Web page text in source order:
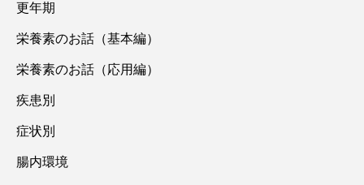
更年期
栄養素のお話（基本編）
栄養素のお話（応用編）
疾患別
症状別
腸内環境